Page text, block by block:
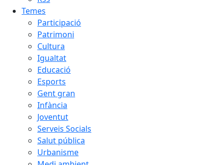
Temes
Participació
Patrimoni
Cultura
Igualtat
Educació
Esports
Gent gran
Infància
Joventut
Serveis Socials
Salut pública
Urbanisme